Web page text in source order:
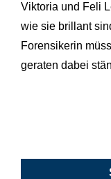
Viktoria und Feli
wie sie brillant
Forensikerin
geraten dabei